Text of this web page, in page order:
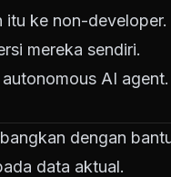
ke non-
mereka sendiri.
AI agent.
dengan
data aktual.